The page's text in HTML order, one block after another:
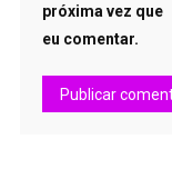
próxima vez que
eu comentar.